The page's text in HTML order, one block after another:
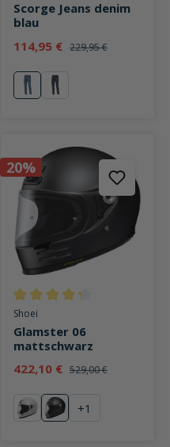
Scorge Jeans denim
blau
114,95 € 229,95 €
denim blaudenim dunkelblau
3.5 von 5 Sternen
20%
Durchschnittliche Bewertung
Shoei
Glamster 06
mattschwarz
422,10 € 529,00 €
weißmattschwarz
+1